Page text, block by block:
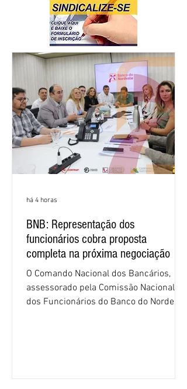
BNB: Representação dos
funcionários cobra proposta
completa na próxima negociação
O Comando Nacional dos Bancários,
assessorado pela Comissão Nacional
dos Funcionários do Banco do Nordeste
há 4 horas